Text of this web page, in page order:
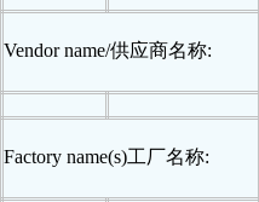
Vendor name/供应商名称:
Factory name(s)工厂名称: